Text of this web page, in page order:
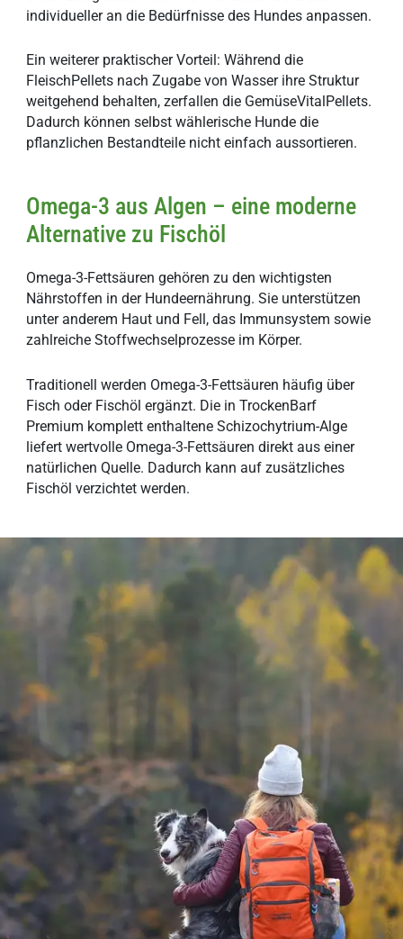
individueller an die Bedürfnisse des Hundes anpassen.
Ein weiterer praktischer Vorteil: Während die
FleischPellets nach Zugabe von Wasser ihre Struktur
weitgehend behalten, zerfallen die GemüseVitalPellets.
Dadurch können selbst wählerische Hunde die
pflanzlichen Bestandteile nicht einfach aussortieren.
Omega-3 aus Algen – eine moderne
Alternative zu Fischöl
Omega-3-Fettsäuren gehören zu den wichtigsten
Nährstoffen in der Hundeernährung. Sie unterstützen
unter anderem Haut und Fell, das Immunsystem sowie
zahlreiche Stoffwechselprozesse im Körper.
Traditionell werden Omega-3-Fettsäuren häufig über
Fisch oder Fischöl ergänzt. Die in TrockenBarf
Premium komplett enthaltene Schizochytrium-Alge
liefert wertvolle Omega-3-Fettsäuren direkt aus einer
natürlichen Quelle. Dadurch kann auf zusätzliches
Fischöl verzichtet werden.